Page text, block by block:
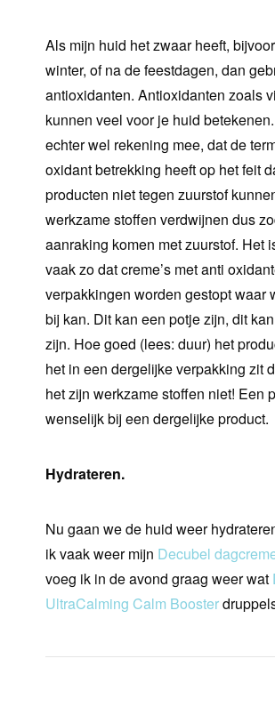
Als mijn huid het zwaar heeft,
winter, of na de feestdagen, dan
antioxidanten. Antioxidanten zoals
kunnen veel voor je huid
echter wel rekening mee, dat de
oxidant betrekking heeft op het feit
producten niet tegen zuurstof
werkzame stoffen verdwijnen dus
aanraking komen met zuurstof. Het
vaak zo dat creme’s met anti
verpakkingen worden gestopt waar
bij kan. Dit kan een potje zijn, dit
zijn. Hoe goed (lees: duur) het
het in een dergelijke verpakking zit
het zijn werkzame stoffen niet! Een
wenselijk bij een dergelijke product.
Hydrateren.
Nu gaan we de huid weer
ik vaak weer mijn Decubel
voeg ik in de avond graag weer wat
UltraCalming Calm Booster